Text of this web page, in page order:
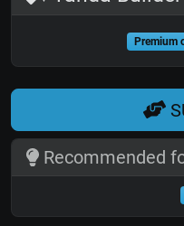
Premium
Recommended